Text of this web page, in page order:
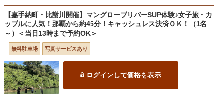
【嘉手納町・比謝川開催】マングローブリバーSUP体験♪女子旅・カ
ップルに人気！那覇から約45分！キャッシュレス決済ＯＫ！（1名
～）＜当日13時まで予約OK＞
無料駐車場 写真サービスあり
ログインして価格を表示